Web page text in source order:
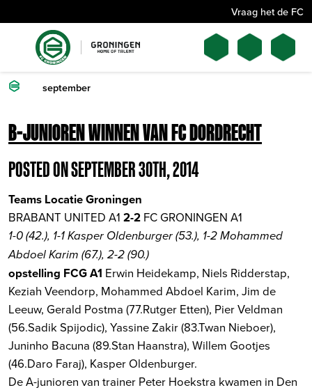
Vraag het de FC
september
B-JUNIOREN WINNEN VAN FC DORDRECHT
POSTED ON SEPTEMBER 30TH, 2014
Teams Locatie Groningen
BRABANT UNITED A1 2-2 FC GRONINGEN A1
1-0 (42.), 1-1 Kasper Oldenburger (53.), 1-2 Mohammed
Abdoel Karim (67.), 2-2 (90.)
opstelling FCG A1 Erwin Heidekamp, Niels Ridderstap,
Keziah Veendorp, Mohammed Abdoel Karim, Jim de
Leeuw, Gerald Postma (77.Rutger Etten), Pier Veldman
(56.Sadik Spijodic), Yassine Zakir (83.Twan Nieboer),
Juninho Bacuna (89.Stan Haanstra), Willem Gootjes
(46.Daro Faraj), Kasper Oldenburger.
De A-junioren van trainer Peter Hoekstra kwamen in Den